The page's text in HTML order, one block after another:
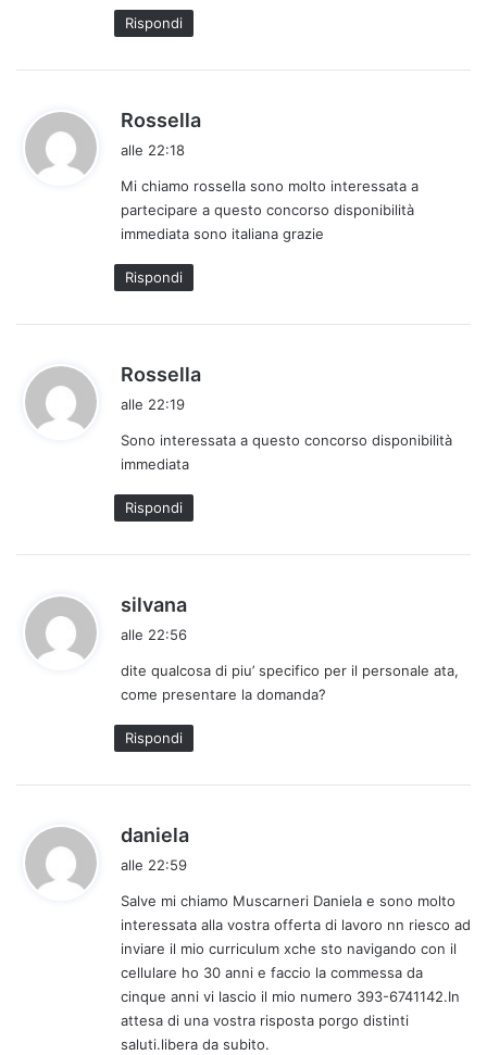
t
o
Rispondi
Rossella
e
t
t
alle 22:18
Mi chiamo rossella sono molto interessata a
partecipare a questo concorso disponibilità
immediata sono italiana grazie
Rispondi
Rossella
e
alle 22:19
Sono interessata a questo concorso disponibilità
immediata
Rispondi
silvana
e
t
t
o
alle 22:56
dite qualcosa di piu’ specifico per il personale ata,
come presentare la domanda?
Rispondi
daniela
e
t
t
o
:
alle 22:59
Salve mi chiamo Muscarneri Daniela e sono molto
interessata alla vostra offerta di lavoro nn riesco ad
inviare il mio curriculum xche sto navigando con il
cellulare ho 30 anni e faccio la commessa da
cinque anni vi lascio il mio numero 393-6741142.In
attesa di una vostra risposta porgo distinti
saluti.libera da subito.